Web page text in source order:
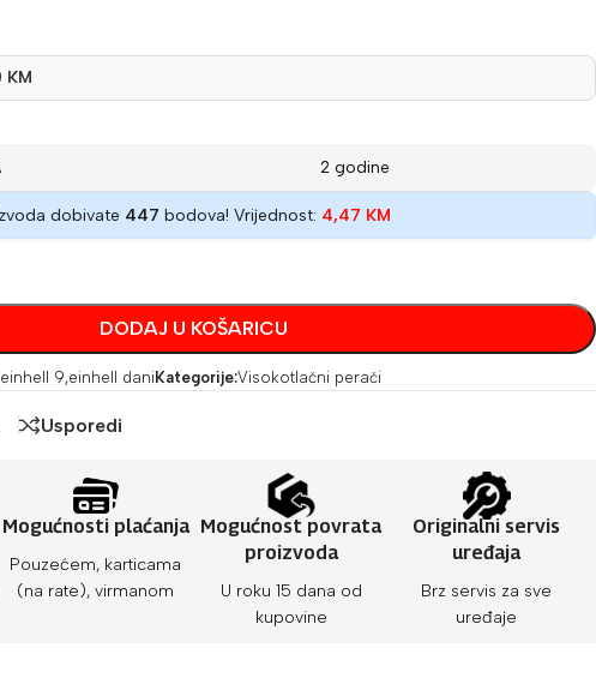
KM
2 godine
dobivate 447 bodova! Vrijednost: 4,47 KM
DODAJ U KOŠARICU
einhell 9,einhell daniKategorije:Visokotlačni perači
Usporedi
Mogućnosti plaćanja
Pouzećem, karticama
(na rate), virmanom
Mogućnost povrata
proizvoda
U roku 15 dana od
kupovine
Originalni servis
uređaja
Brz servis za sve
uređaje